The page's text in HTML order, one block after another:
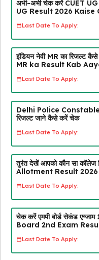
अभी-अभी चेक करें CUET UG
UG Result 2026
Last Date To Apply:
इंडियन नेवी MR का
MR ka Result Kab
Last Date To Apply:
Delhi Police Constable
रिजल्ट जाने कैसे करें चेक
Last Date To Apply:
तुरंत देखें आपको कौन सा
Allotment Result
Last Date To Apply:
चेक करें एमपी बोर्ड सेकंड
Board 2nd Exam
Last Date To Apply: